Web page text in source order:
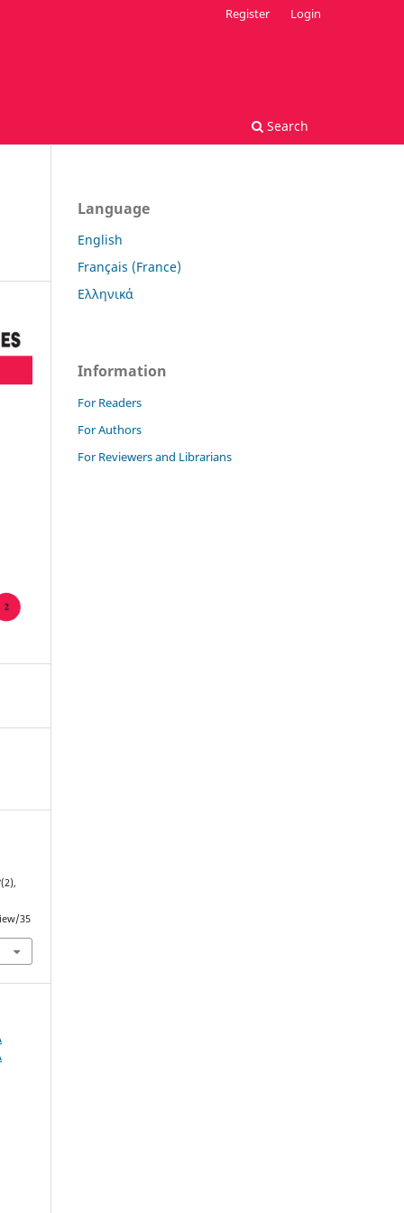
Search
Register Login
(2),
35
Language
English
Français (France)
Ελληνικά
Information
For Readers
For Authors
For Reviewers and Librarians